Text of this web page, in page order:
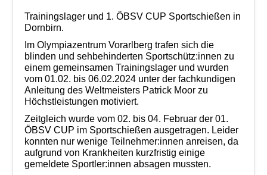
Showdown
Datenschutz
Trainingslager und 1. ÖBSV CUP Sportschießen in
Dornbirn.
Im Olympiazentrum Vorarlberg trafen sich die
blinden und sehbehinderten Sportschütz:innen zu
einem gemeinsamen Trainingslager und wurden
vom 01.02. bis 06.02.2024 unter der fachkundigen
Anleitung des Weltmeisters Patrick Moor zu
Höchstleistungen motiviert.
Zeitgleich wurde vom 02. bis 04. Februar der 01.
ÖBSV CUP im Sportschießen ausgetragen. Leider
konnten nur wenige Teilnehmer:innen anreisen, da
aufgrund von Krankheiten kurzfristig einige
gemeldete Sportler:innen absagen mussten.